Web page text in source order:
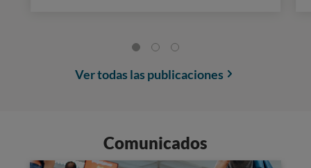
Ver todas las publicaciones
Comunicados